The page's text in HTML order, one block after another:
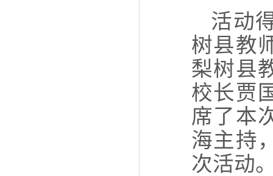
活动
树县教
梨树县
校长贾
席了本
海主持
次活动